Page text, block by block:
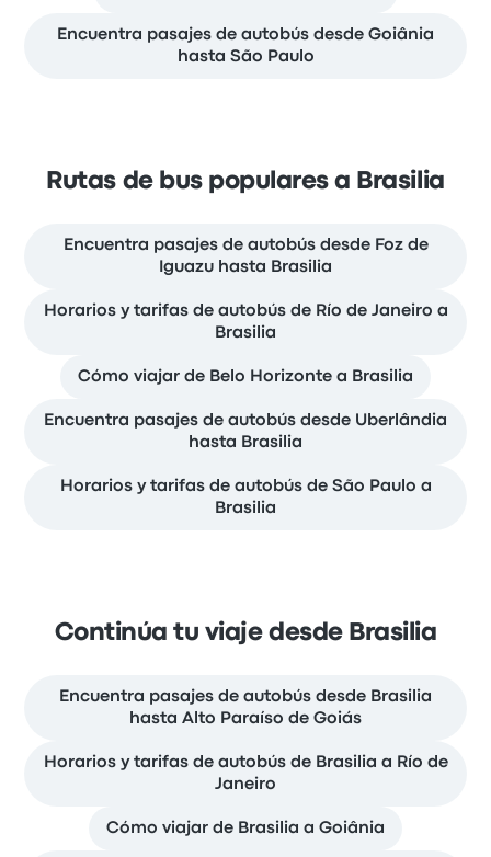
Encuentra pasajes de autobús desde Goiânia
hasta São Paulo
Rutas de bus populares a Brasilia
Encuentra pasajes de autobús desde Foz de
Iguazu hasta Brasilia
Horarios y tarifas de autobús de Río de Janeiro a
Brasilia
Cómo viajar de Belo Horizonte a Brasilia
Encuentra pasajes de autobús desde Uberlândia
hasta Brasilia
Horarios y tarifas de autobús de São Paulo a
Brasilia
Continúa tu viaje desde Brasilia
Encuentra pasajes de autobús desde Brasilia
hasta Alto Paraíso de Goiás
Horarios y tarifas de autobús de Brasilia a Río de
Janeiro
Cómo viajar de Brasilia a Goiânia